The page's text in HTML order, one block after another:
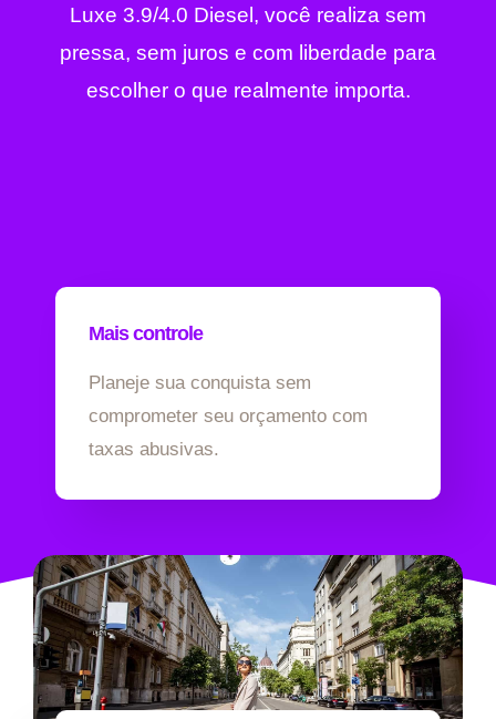
Luxe 3.9/4.0 Diesel, você realiza sem
pressa, sem juros e com liberdade para
escolher o que realmente importa.
Mais controle
Planeje sua conquista sem
comprometer seu orçamento com
taxas abusivas.